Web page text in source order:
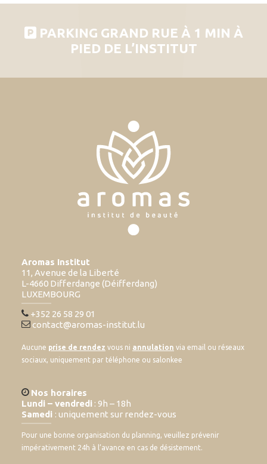
PARKING GRAND RUE À 1 MIN À
PIED DE L’INSTITUT
Aromas Institut
11, Avenue de la Liberté
L-4660 Differdange (Déifferdang)
LUXEMBOURG
+352 26 58 29 01
contact@aromas-institut.lu
Aucune prise de rendez vous ni annulation via email ou réseaux
sociaux, uniquement par téléphone ou salonkee
Nos horaires
Lundi – vendredi : 9h – 18h
Samedi : uniquement sur rendez-vous
Pour une bonne organisation du planning, veuillez prévenir
impérativement 24h à l’avance en cas de désistement.